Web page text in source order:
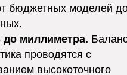
бюджетных моделей
до миллиметра.
проводятся с
высокоточного